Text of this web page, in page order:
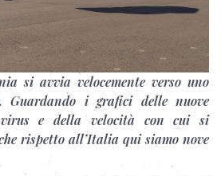
si avvia velocemente verso uno
Guardando i grafici delle nuove
e della velocità con cui si
rispetto all’Italia qui siamo nove